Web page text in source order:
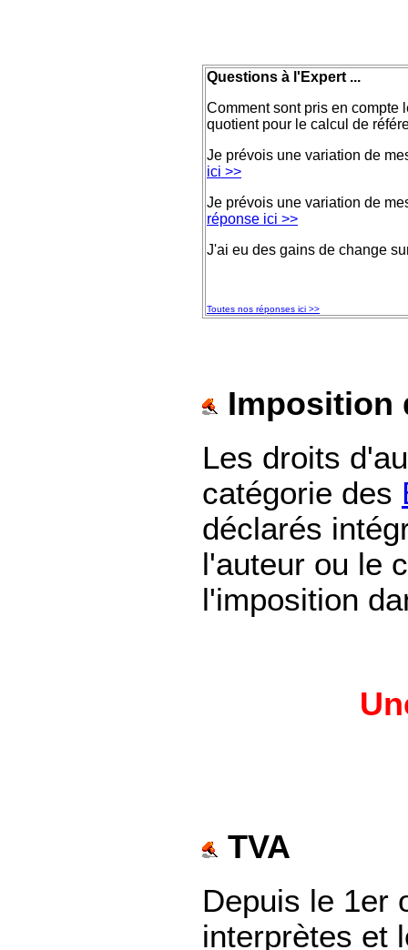
Questions à l'Expert ...
Comment sont pris en compte
quotient pour le calcul de
Je prévois une variation de
ici >>
Je prévois une variation de
réponse ici >>
J'ai eu des gains de change
Toutes nos réponses ici >>
Imposition
Les droits
catégorie des
déclarés
l'auteur ou le
l'imposition
TVA
Depuis le 1er
interprètes et